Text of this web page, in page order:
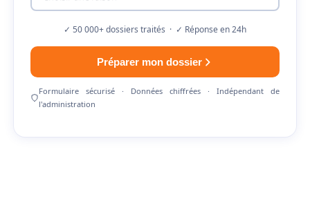
✓ 50 000+ dossiers traités · ✓ Réponse en 24h
Préparer mon dossier
Formulaire sécurisé · Données chiffrées · Indépendant de
l'administration